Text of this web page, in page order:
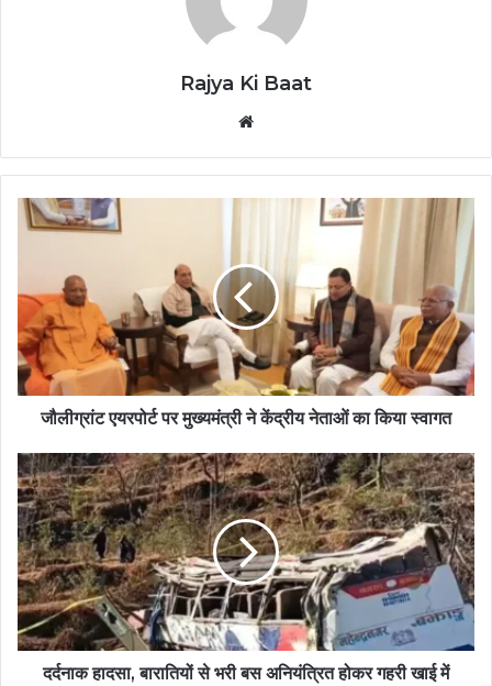
Rajya Ki Baat
जौलीग्रांट एयरपोर्ट पर मुख्यमंत्री ने केंद्रीय नेताओं का किया स्वागत
दर्दनाक हादसा, बारातियों से भरी बस अनियंत्रित होकर गहरी खाई में